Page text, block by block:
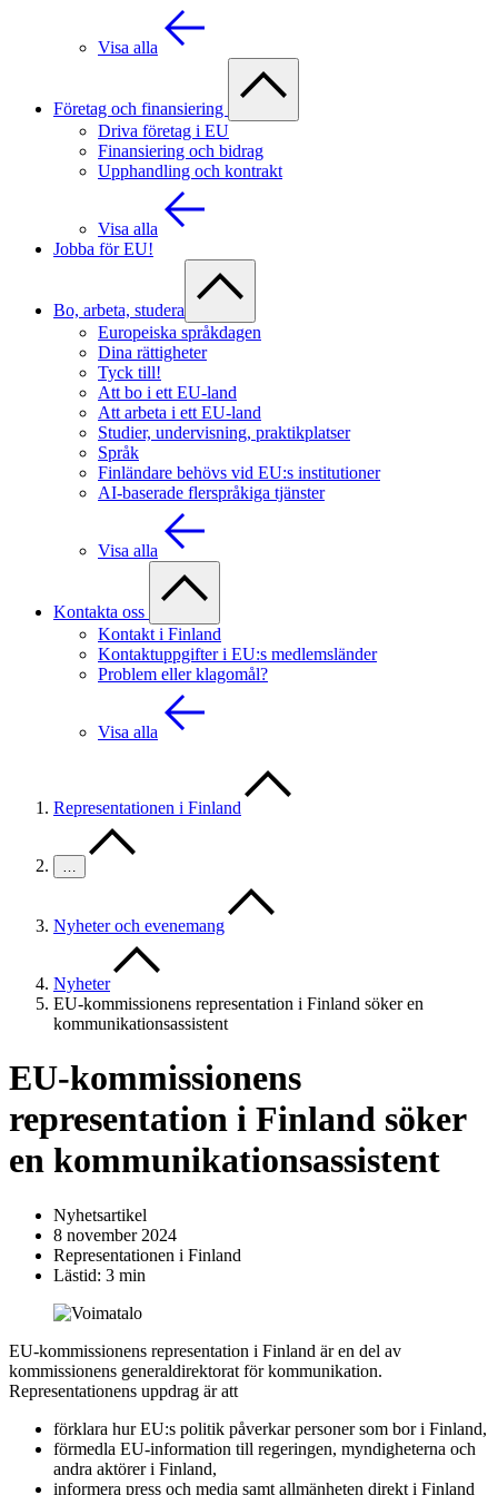
Visa alla
Företag och finansiering
Driva företag i EU
Finansiering och bidrag
Upphandling och kontrakt
Visa alla
Jobba för EU!
Bo, arbeta, studera
Europeiska språkdagen
Dina rättigheter
Tyck till!
Att bo i ett EU-land
Att arbeta i ett EU-land
Studier, undervisning, praktikplatser
Språk
Finländare behövs vid EU:s institutioner
AI-baserade flerspråkiga tjänster
Visa alla
Kontakta oss
Kontakt i Finland
Kontaktuppgifter i EU:s medlemsländer
Problem eller klagomål?
Visa alla
Representationen i Finland
…
Nyheter och evenemang
Nyheter
EU-kommissionens representation i Finland söker en
kommunikationsassistent
EU-kommissionens
representation i Finland söker
en kommunikationsassistent
Nyhetsartikel
8 november 2024
Representationen i Finland
Lästid: 3 min
EU-kommissionens representation i Finland är en del av
kommissionens generaldirektorat för kommunikation.
Representationens uppdrag är att
förklara hur EU:s politik påverkar personer som bor i Finland,
förmedla EU-information till regeringen, myndigheterna och
andra aktörer i Finland,
informera press och media samt allmänheten direkt i Finland